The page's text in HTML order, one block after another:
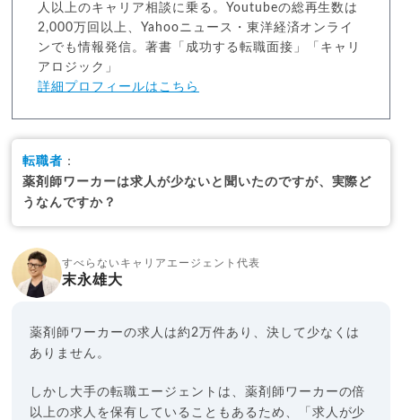
人以上のキャリア相談に乗る。Youtubeの総再生数は
2,000万回以上、Yahooニュース・東洋経済オンライ
ンでも情報発信。著書「成功する転職面接」「キャリ
アロジック」
詳細プロフィールはこちら
転職者 ：
薬剤師ワーカーは求人が少ないと聞いたのですが、実際ど
うなんですか？
すべらないキャリアエージェント代表
末永雄大
薬剤師ワーカーの求人は約2万件あり、決して少なくは
ありません。
しかし大手の転職エージェントは、薬剤師ワーカーの倍
以上の求人を保有していることもあるため、「求人が少